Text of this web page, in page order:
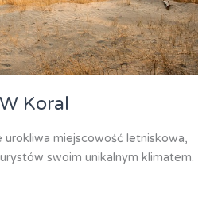
Koral
miejscowość letniskowa,
swoim unikalnym klimatem.